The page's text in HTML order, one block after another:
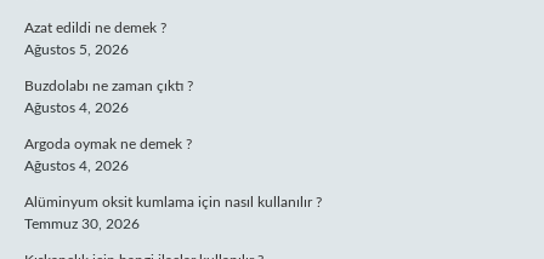
Azat edildi ne demek ?
Ağustos 5, 2026
Buzdolabı ne zaman çıktı ?
Ağustos 4, 2026
Argoda oymak ne demek ?
Ağustos 4, 2026
Alüminyum oksit kumlama için nasıl kullanılır ?
Temmuz 30, 2026